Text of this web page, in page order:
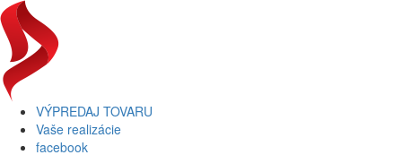
VÝPREDAJ TOVARU
Vaše realizácie
facebook